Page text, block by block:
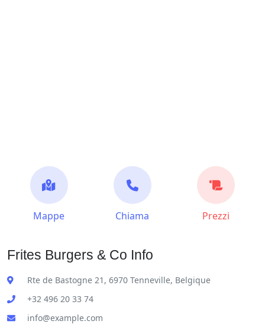
Mappe Chiama Prezzi
Frites Burgers & Co Info
Rte de Bastogne 21, 6970 Tenneville, Belgique
+32 496 20 33 74
info@example.com